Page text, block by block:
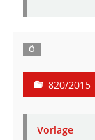
Ö
820/2015
Vorlage